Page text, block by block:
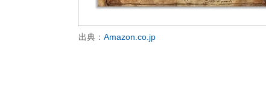
出典： Amazon.co.jp